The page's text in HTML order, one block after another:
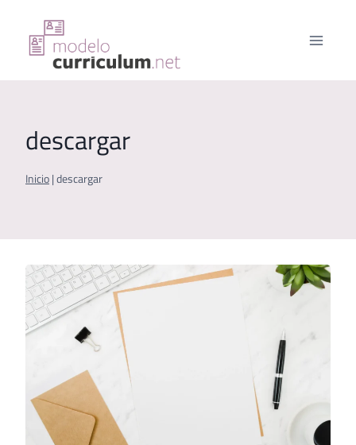
contenido
descargar
Inicio | descargar